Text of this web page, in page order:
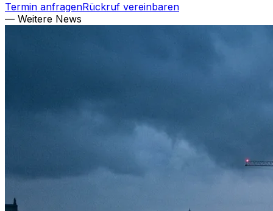
Termin anfragenRückruf vereinbaren
— Weitere News